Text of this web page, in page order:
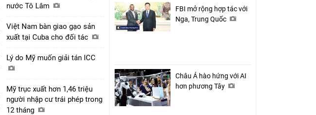
nước Tô Lâm
Việt Nam bàn giao gạo sản
xuất tại Cuba cho đối tác
Lý do Mỹ muốn giải tán ICC
Mỹ trục xuất hơn 1,46 triệu
người nhập cư trái phép trong
12 tháng
FBI mở rộng hợp tác với
Nga, Trung Quốc
Châu Á hào hứng với AI
hơn phương Tây